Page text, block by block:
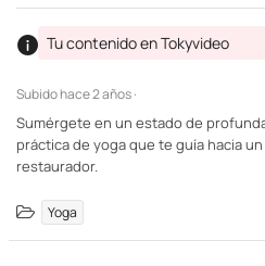
Subidohace 2 años ·
Tu contenido en Tokyvideo
Sumérgete en un estado de
práctica de yoga que te guía hacia
restaurador.
Yoga